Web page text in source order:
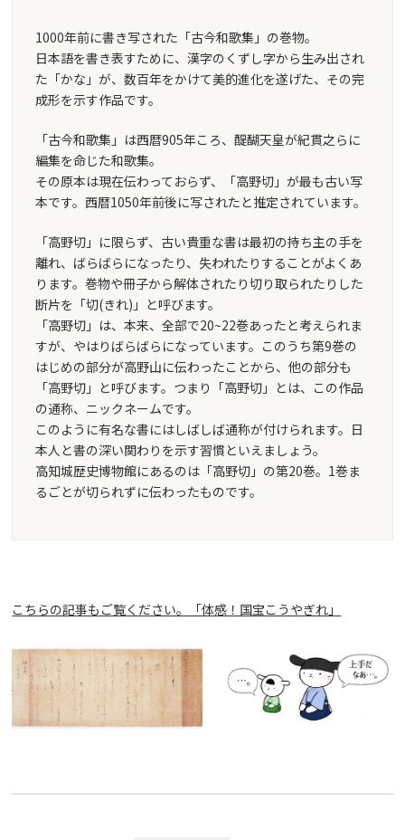
1000年前に書き写された「古今和歌集」の巻物。
日本語を書き表すために、漢字のくずし字から生み出され
た「かな」が、数百年をかけて美的進化を遂げた、その完
成形を示す作品です。
「古今和歌集」は西暦905年ころ、醍醐天皇が紀貫之らに
編集を命じた和歌集。
その原本は現在伝わっておらず、「高野切」が最も古い写
本です。西暦1050年前後に写されたと推定されています。
「高野切」に限らず、古い貴重な書は最初の持ち主の手を
離れ、ばらばらになったり、失われたりすることがよくあ
ります。巻物や冊子から解体されたり切り取られたりした
断片を「切(きれ)」と呼びます。
「高野切」は、本来、全部で20~22巻あったと考えられま
すが、やはりばらばらになっています。このうち第9巻の
はじめの部分が高野山に伝わったことから、他の部分も
「高野切」と呼びます。つまり「高野切」とは、この作品
の通称、ニックネームです。
このように有名な書にはしばしば通称が付けられます。日
本人と書の深い関わりを示す習慣といえましょう。
高知城歴史博物館にあるのは「高野切」の第20巻。1巻ま
るごとが切られずに伝わったものです。
こちらの記事もご覧ください。「体感！国宝こうやぎれ」